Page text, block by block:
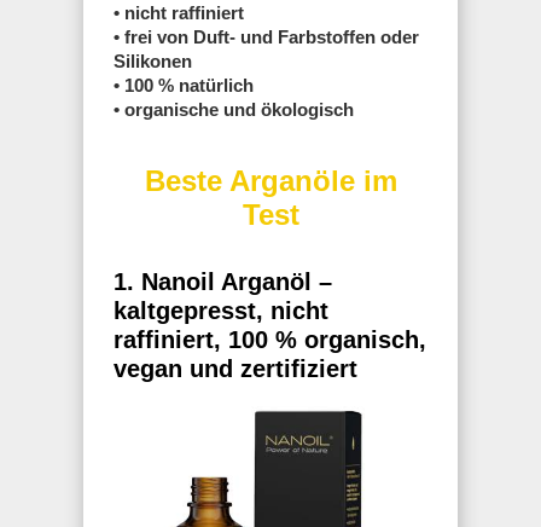
• nicht raffiniert
• frei von Duft- und Farbstoffen oder
Silikonen
• 100 % natürlich
• organische und ökologisch
Beste Arganöle im
Test
1. Nanoil Arganöl –
kaltgepresst, nicht
raffiniert, 100 % organisch,
vegan und zertifiziert